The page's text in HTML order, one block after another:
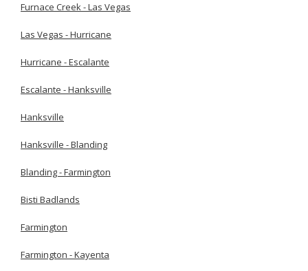
Furnace Creek - Las Vegas
Las Vegas - Hurricane
Hurricane - Escalante
Escalante - Hanksville
Hanksville
Hanksville - Blanding
Blanding - Farmington
Bisti Badlands
Farmington
Farmington - Kayenta